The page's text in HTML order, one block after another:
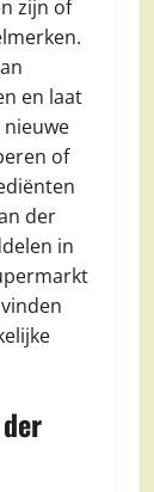
zijn of
en laat
of
der
in